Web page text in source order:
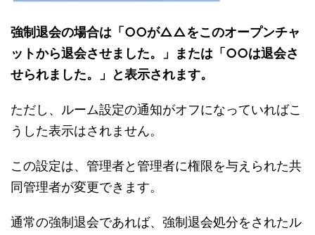
強制退会の場合は「○○が△△をこのオープンチャ
ットから退会させました。」または「○○は退会さ
せられました。」と表示されます。
ただし、ルーム設定の通知がオフになっていればこ
うした表示はされません。
この設定は、管理者と管理者に権限を与えられた共
同管理者が変更できます。
通常の強制退会であれば、強制退会処分をされたル